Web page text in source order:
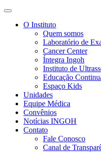
O Instituto
Quem somos
Laboratório de
Cancer Center
Íntegra Ingoh
Instituto de
Educação
Espaço Kids
Unidades
Equipe Médica
Convênios
Notícias INGOH
Contato
Fale Conosco
Canal de